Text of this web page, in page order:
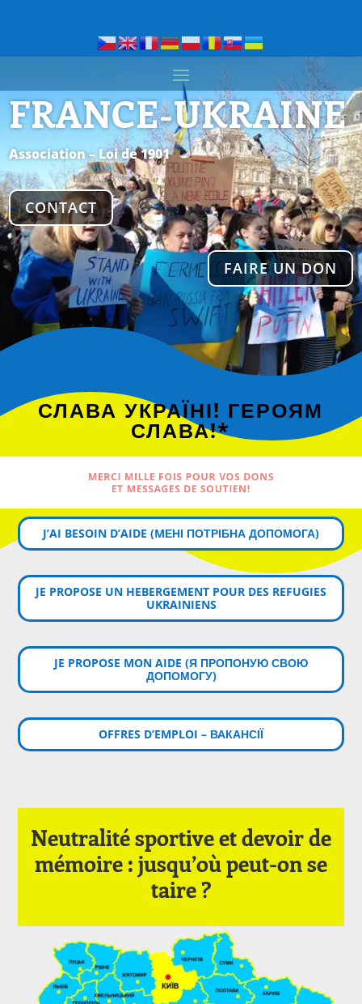
FRANCE-UKRAINE
Association – Loi de 1901
CONTACT
FAIRE UN DON
СЛАВА УКРАЇНІ! ГЕРОЯМ
СЛАВА!*
MERCI MILLE FOIS POUR VOS DONS
ET MESSAGES DE SOUTIEN!
J’AI BESOIN D’AIDE (MЕНІ ПОТРІБНА ДОПОМОГА)
JE PROPOSE UN HEBERGEMENT POUR DES REFUGIES
UKRAINIENS
JE PROPOSE MON AIDE (Я ПРОПОНУЮ СВОЮ
ДОПОМОГУ)
OFFRES D’EMPLOI – ВАКАНСІЇ
Neutralité sportive et devoir de
mémoire : jusqu’où peut-on se
taire ?